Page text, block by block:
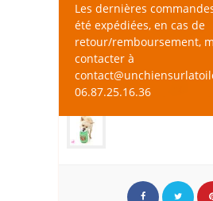
Les dernières
été expédiées, en cas de
retour/remboursement,
contacter à
06.87.25.16.36